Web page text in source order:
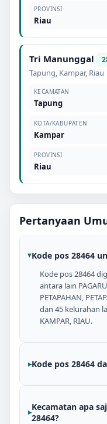
PROVINSI
Riau
Tri Manunggal
Tapung, Kampar, Riau
KECAMATAN
Tapung
KOTA/KABUPATEN
Kampar
PROVINSI
Riau
Pertanyaan
Kode pos 28464
Kode pos 28464
antara lain
PETAPAHAN,
dan 45 kelurahan
KAMPAR, RIAU.
Kode pos 28464
Kecamatan apa
28464?